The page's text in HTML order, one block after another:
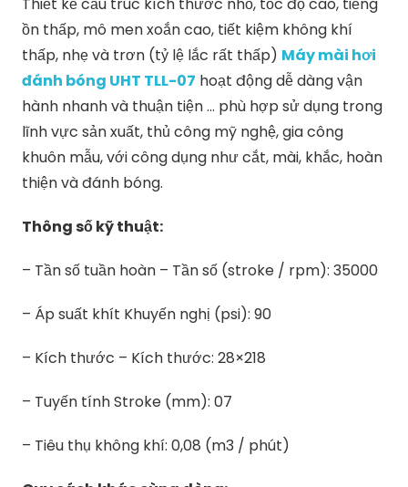
ồn thấp, mô men xoắn cao, tiết kiệm không khí
thấp, nhẹ và trơn (tỷ lệ lắc rất thấp) Máy mài hơi
đánh bóng UHT TLL-07 hoạt động dễ dàng vận
hành nhanh và thuận tiện … phù hợp sử dụng trong
lĩnh vực sản xuất, thủ công mỹ nghệ, gia công
khuôn mẫu, với công dụng như cắt, mài, khắc, hoàn
thiện và đánh bóng.
Thông số kỹ thuật:
– Tần số tuần hoàn – Tần số (stroke / rpm): 35000
– Áp suất khít Khuyến nghị (psi): 90
– Kích thước – Kích thước: 28×218
– Tuyến tính Stroke (mm): 07
– Tiêu thụ không khí: 0,08 (m3 / phút)